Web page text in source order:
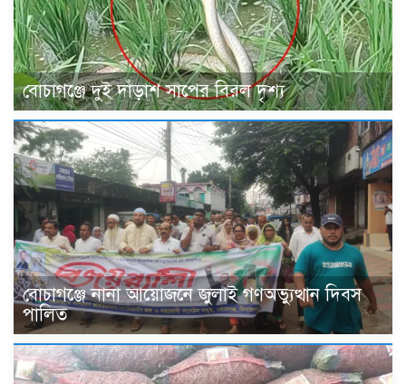
বোচাগঞ্জে দুই দাঁড়াশ সাপের বিরল দৃশ্য
বোচাগঞ্জে নানা আয়োজনে জুলাই গণঅভ্যুত্থান দিবস
পালিত